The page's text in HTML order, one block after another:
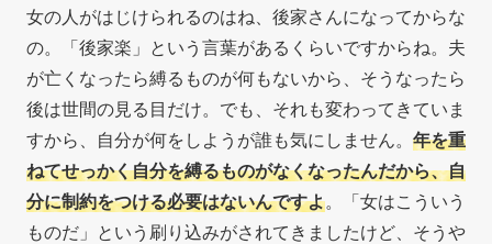
女の人がはじけられるのはね、後家さんになってからな
の。「後家楽」という言葉があるくらいですからね。夫
が亡くなったら縛るものが何もないから、そうなったら
後は世間の見る目だけ。でも、それも変わってきていま
すから、自分が何をしようが誰も気にしません。 年を重
ねてせっかく自分を縛るものがなくなったんだから、自
分に制約をつける必要はないんですよ。「女はこういう
ものだ」という刷り込みがされてきましたけど、そうや